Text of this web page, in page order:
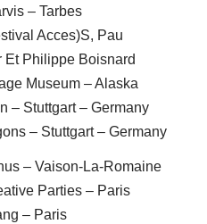
– Tarbes
Acces)S, Pau
Et Philippe Boisnard
Museum – Alaska
– Stuttgart – Germany
– Stuttgart – Germany
– Vaison-La-Romaine
Parties – Paris
– Paris